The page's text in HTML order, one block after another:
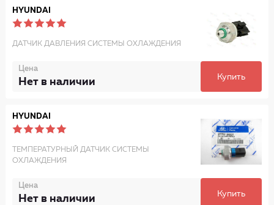
HYUNDAI
ДАТЧИК ДАВЛЕНИЯ СИСТЕМЫ ОХЛАЖДЕНИЯ
Цена
Нет в наличии Купить
HYUNDAI
ТЕМПЕРАТУРНЫЙ ДАТЧИК СИСТЕМЫ
ОХЛАЖДЕНИЯ
Цена
Нет в наличии Купить